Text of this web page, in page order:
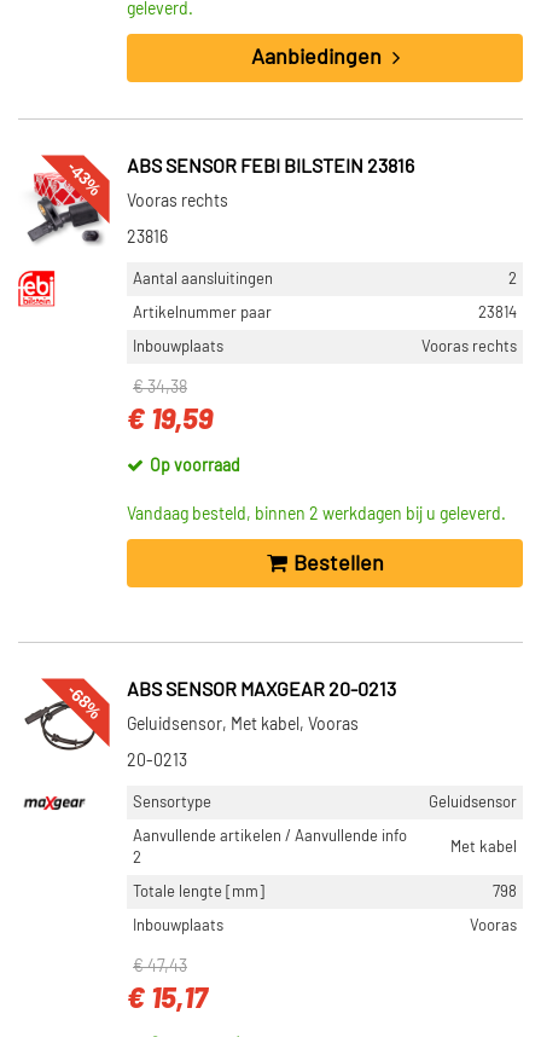
geleverd.
Aanbiedingen
-43% ABS SENSOR FEBI BILSTEIN 23816
Vooras rechts
23816
Aantal aansluitingen
2
Artikelnummer paar
23814
Inbouwplaats
Vooras rechts
€ 34,38
€ 19,59
Op voorraad
Vandaag besteld, binnen 2 werkdagen bij u geleverd.
Bestellen
-68% ABS SENSOR MAXGEAR 20-0213
Geluidsensor, Met kabel, Vooras
20-0213
Sensortype
Geluidsensor
Aanvullende artikelen / Aanvullende info
2
Met kabel
Totale lengte [mm]
798
Inbouwplaats
Vooras
€ 47,43
€ 15,17